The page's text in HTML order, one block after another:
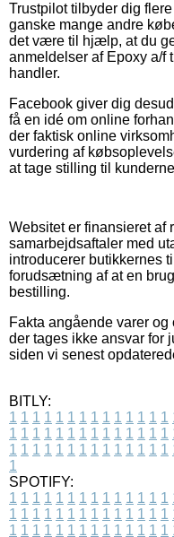
Trustpilot tilbyder dig
ganske mange andre
det være til hjælp, at du
anmeldelser af Epoxy a/f
handler.
Facebook giver dig
få en idé om online
der faktisk online
vurdering af
at tage stilling til
Websitet er finansieret
samarbejdsaftaler med
introducerer butikkernes
forudsætning af at en
bestilling.
Fakta angående varer
der tages ikke ansvar for
siden vi senest
BITLY:
1 1 1 1 1 1 1 1 1 1 1 1 1 1
1 1 1 1 1 1 1 1 1 1 1 1 1 1
1 1 1 1 1 1 1 1 1 1 1 1 1 1
1
SPOTIFY:
1 1 1 1 1 1 1 1 1 1 1 1 1 1
1 1 1 1 1 1 1 1 1 1 1 1 1 1
1 1 1 1 1 1 1 1 1 1 1 1 1 1